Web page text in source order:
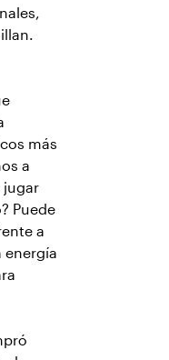
más
a
jugar
Puede
a
energía